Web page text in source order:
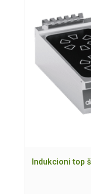
Indukcioni top